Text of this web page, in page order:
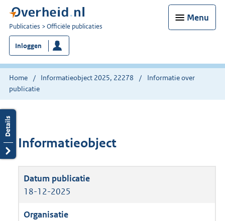
Menu
U
bent
nu
hier:
Publicaties Officiële publicaties
Inloggen
Home Informatieobject 2025, 22278
Informatie over
publicatie
Informatieobject
18-12-2025